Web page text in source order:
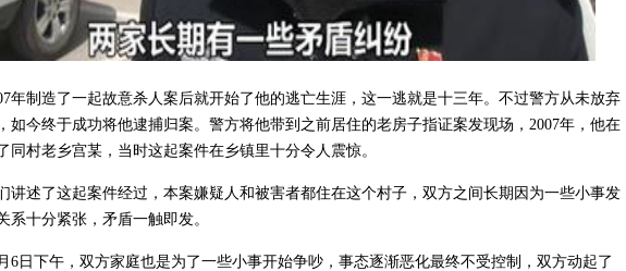
年制造了一起故意杀人案后就开始了他的逃亡生涯，这一逃就是十三年。不过警方从未放弃
如今终于成功将他逮捕归案。警方将他带到之前居住的老房子指证案发现场，2007年，他在
同村老乡宫某，当时这起案件在乡镇里十分令人震惊。
讲述了这起案件经过，本案嫌疑人和被害者都住在这个村子，双方之间长期因为一些小事发
系十分紧张，矛盾一触即发。
6日下午，双方家庭也是为了一些小事开始争吵，事态逐渐恶化最终不受控制，双方动起了